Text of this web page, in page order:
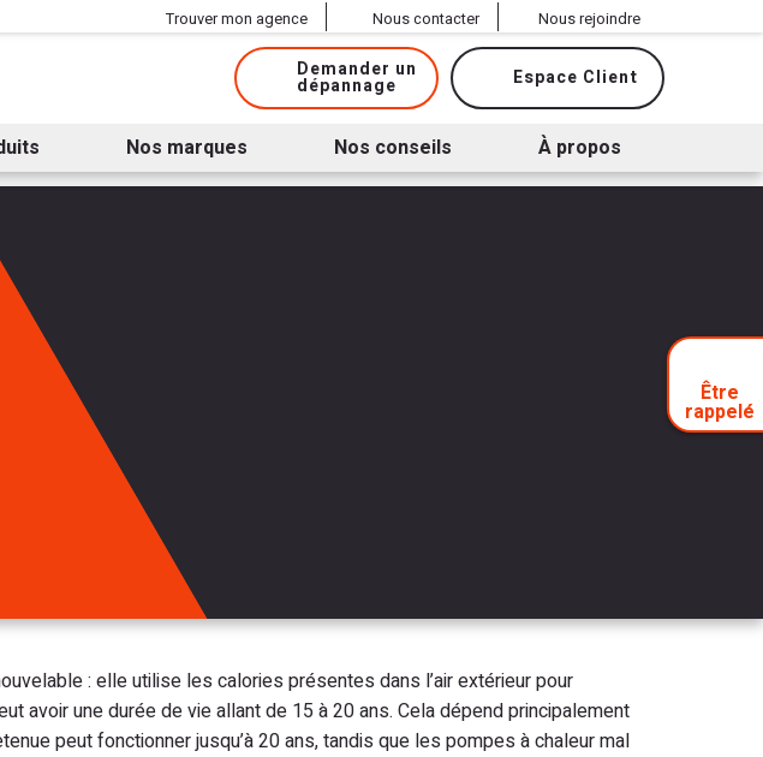
Trouver mon agence Nous contacter Nous rejoindre
Demander un
dépannage Espace Client
Nos marques Nos conseils À propos
: elle utilise les calories présentes dans l’air extérieur pour
avoir une durée de vie allant de 15 à 20 ans. Cela dépend principalement
peut fonctionner jusqu’à 20 ans, tandis que les pompes à chaleur mal
Être
rappelé